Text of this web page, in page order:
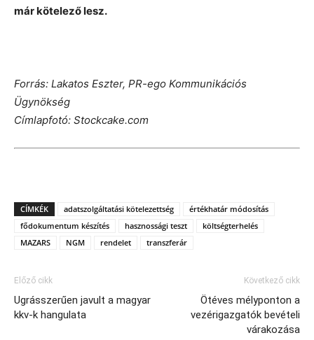
már kötelező lesz.
Forrás: Lakatos Eszter, PR-ego Kommunikációs
Ügynökség
Címlapfotó: Stockcake.com
CÍMKÉK adatszolgáltatási kötelezettség
értékhatár módosítás
fődokumentum készítés
hasznossági teszt
költségterhelés
MAZARS
NGM rendelet transzferár
Előző cikk
Ugrásszerűen javult a magyar
kkv-k hangulata
Következő cikk
Ötéves mélyponton a
vezérigazgatók bevételi
várakozása